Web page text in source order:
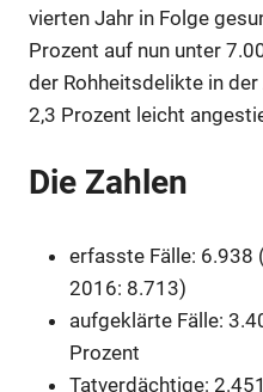
vierten Jahr in Folge
Prozent auf nun unter
der Rohheitsdelikte in
2,3 Prozent leicht
Die Zahlen
erfasste Fälle: 6.938
2016: 8.713)
aufgeklärte Fälle:
Prozent
Tatverdächtige: